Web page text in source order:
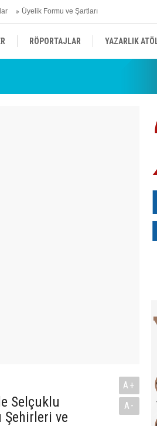
Üyelik Formu ve Şartları
RÖPORTAJLAR YAZARLIK
ŞEHİR TYB KONYA
Selçuklu
Şehirleri ve
A+
A-